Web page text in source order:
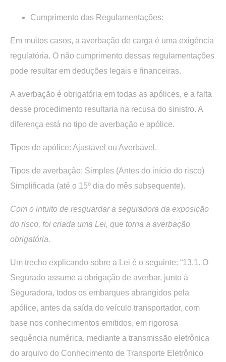
Cumprimento das Regulamentações:
Em muitos casos, a averbação de carga é uma exigência
regulatória. O não cumprimento dessas regulamentações
pode resultar em deduções legais e financeiras.
A averbação é obrigatória em todas as apólices, e a falta
desse procedimento resultaria na recusa do sinistro. A
diferença está no tipo de averbação e apólice.
Tipos de apólice: Ajustável ou Averbável.
Tipos de averbação: Simples (Antes do início do risco)
Simplificada (até o 15º dia do mês subsequente).
Com o intuito de resguardar a seguradora da exposição
do risco, foi criada uma Lei, que torna a averbação
obrigatória.
Um trecho explicando sobre a Lei é o seguinte: “13.1. O
Segurado assume a obrigação de averbar, junto à
Seguradora, todos os embarques abrangidos pela
apólice, antes da saída do veículo transportador, com
base nos conhecimentos emitidos, em rigorosa
sequência numérica, mediante a transmissão eletrônica
do arquivo do Conhecimento de Transporte Eletrônico